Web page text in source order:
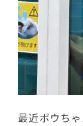
最近ポウち